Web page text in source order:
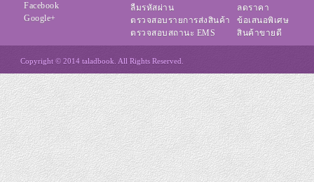
Facebook
Google+
ลืมรหัสผ่าน
ตรวจสอบรายการส่งสินค้า
ตรวจสอบสถานะ EMS
ลดราคา
ข้อเสนอพิเศษ
สินค้าขายดี
Copyright © 2014 taladbook. All Rights Reserved.